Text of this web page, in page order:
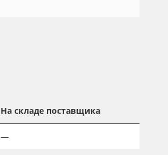
На складе поставщика
—